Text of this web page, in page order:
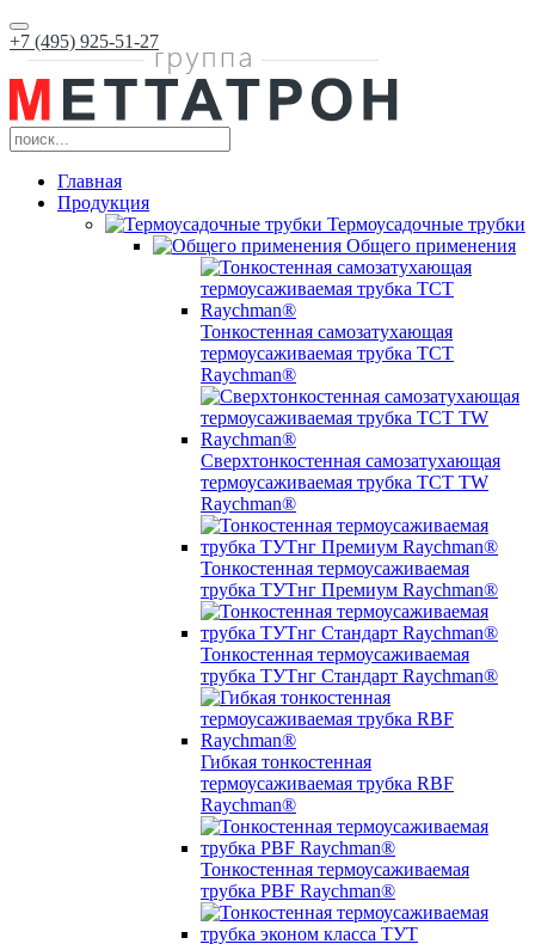
+7 (495) 925-51-27
Главная
Продукция
Термоусадочные трубки
Общего применения
Тонкостенная самозатухающая
термоусаживаемая трубка ТCT
Raychman®
Сверхтонкостенная самозатухающая
термоусаживаемая трубка ТCT TW
Raychman®
Тонкостенная термоусаживаемая
трубка ТУТнг Премиум Raychman®
Тонкостенная термоусаживаемая
трубка ТУТнг Стандарт Raychman®
Гибкая тонкостенная
термоусаживаемая трубка RBF
Raychman®
Тонкостенная термоусаживаемая
трубка PBF Raychman®